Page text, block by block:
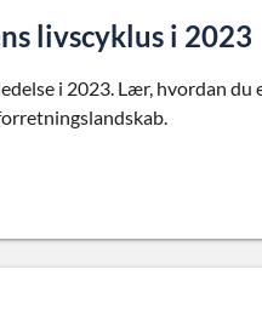
livscyklus i 2023
i 2023. Lær, hvordan